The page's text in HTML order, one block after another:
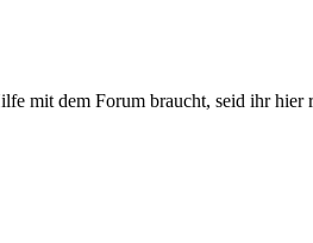
mit dem Forum braucht, seid ihr hier